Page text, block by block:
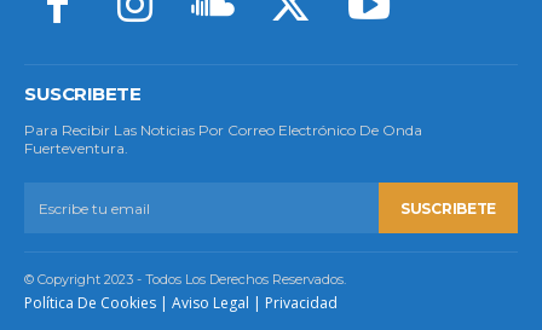
SUSCRIBETE
Para Recibir Las Noticias Por Correo Electrónico De Onda
Fuerteventura.
SUSCRIBETE
© Copyright 2023 - Todos Los Derechos Reservados.
Política De Cookies | Aviso Legal | Privacidad